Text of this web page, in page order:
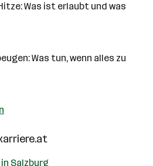
Was ist erlaubt und was
Was tun, wenn alles zu
Salzburg